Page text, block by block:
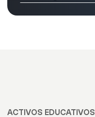
ACTIVOS EDUCATIVOS